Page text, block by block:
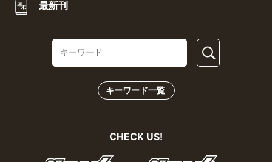
最新刊
キーワード一覧
CHECK US!